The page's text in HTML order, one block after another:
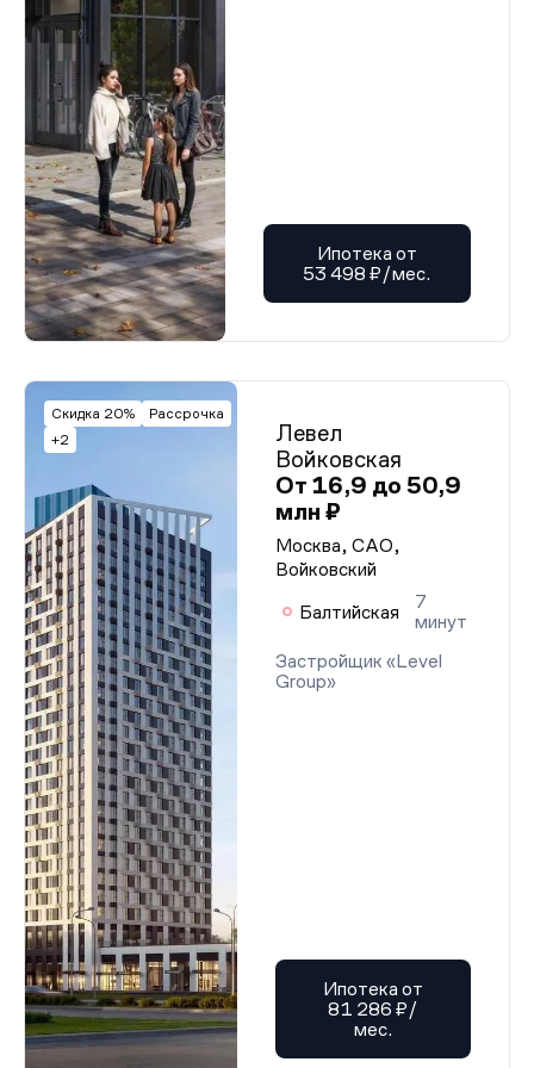
Ипотека от
53 498 ₽/мес.
Скидка 20%
Рассрочка
+2
Левел
Войковская
От 16,9 до 50,9
млн ₽
Москва, САО,
Войковский
Балтийская
7
минут
Застройщик «Level
Group»
Ипотека от
81 286 ₽/
мес.